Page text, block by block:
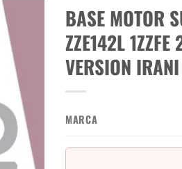
BASE MOTOR
ZZE142L
VERSION
MARCA